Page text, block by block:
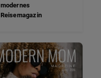
modernes
Reisemagazin